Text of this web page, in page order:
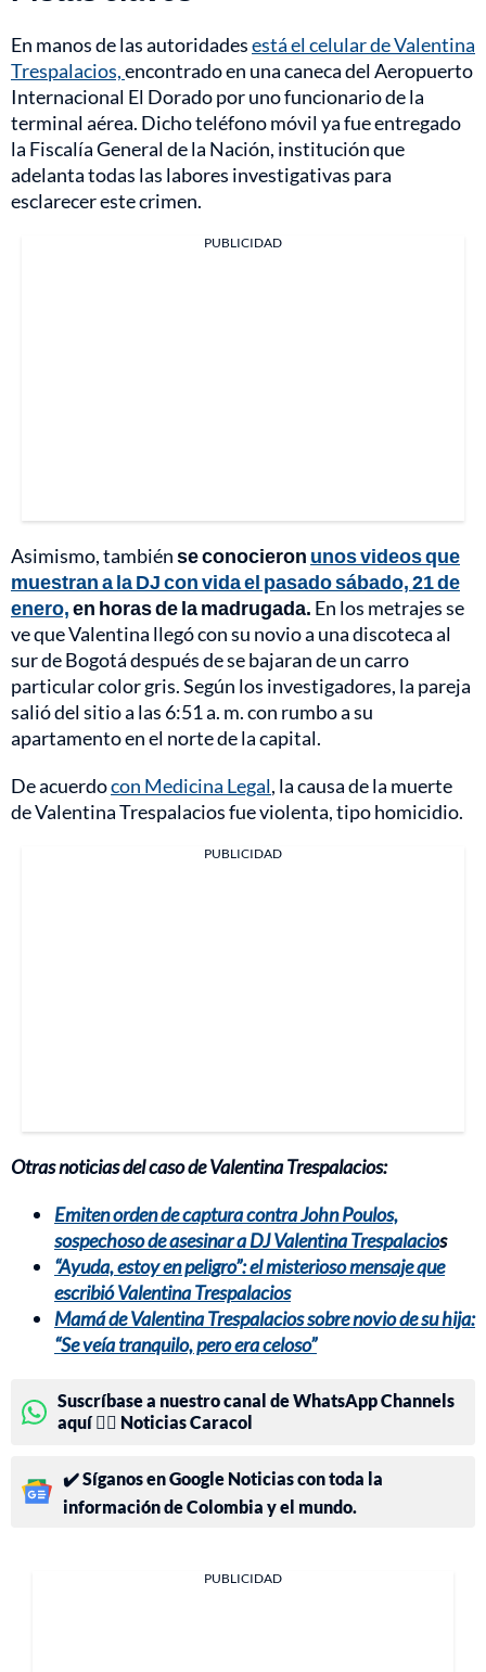
En manos de las autoridadesestá el celular de Valentina
Trespalacios,encontrado en una caneca del Aeropuerto
Internacional El Dorado por uno funcionario de la
terminal aérea. Dicho teléfono móvil ya fue entregado
la Fiscalía General de la Nación, institución que
adelanta todas las labores investigativas para
esclarecer este crimen.
PUBLICIDAD
Asimismo, tambiénse conocieron unos videos que
muestran a la DJ con vida el pasado sábado, 21 de
enero,en horas de la madrugada. En los metrajes se
ve que Valentina llegó con su novio a una discoteca al
sur de Bogotá después de se bajaran de un carro
particular color gris. Según los investigadores, la pareja
salió del sitio a las 6:51 a. m. con rumbo a su
apartamento en el norte de la capital.
De acuerdocon Medicina Legal, la causa de la muerte
de Valentina Trespalacios fue violenta, tipo homicidio.
PUBLICIDAD
Otras noticias del caso de Valentina Trespalacios:
Emiten orden de captura contra John Poulos,
sospechoso de asesinar a DJ Valentina Trespalacios
“Ayuda, estoy en peligro”: el misterioso mensaje que
escribió Valentina Trespalacios
Mamá de Valentina Trespalacios sobre novio de su hija:
“Se veía tranquilo, pero era celoso”
Suscríbase a nuestro canal de WhatsApp Channels
aquí 👉🏻 Noticias Caracol
✔️ Síganos en Google Noticias con toda la
información de Colombia y el mundo.
PUBLICIDAD